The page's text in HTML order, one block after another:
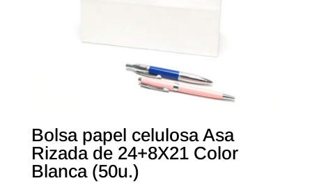
Bolsa papel celulosa Asa
Rizada de 24+8X21 Color
Blanca (50u.)